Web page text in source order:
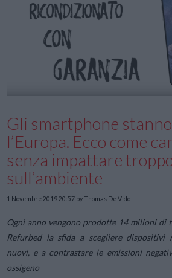
Gli smartphone
l’Europa. Ecco come
senza impattare
sull’ambiente
1 Novembre 2019 20:57 by Thomas De Vido
Ogni anno vengono prodotte 14 milioni di
Refurbed la sfida a scegliere dispositivi
nuovi, e a contrastare le emissioni
ossigeno